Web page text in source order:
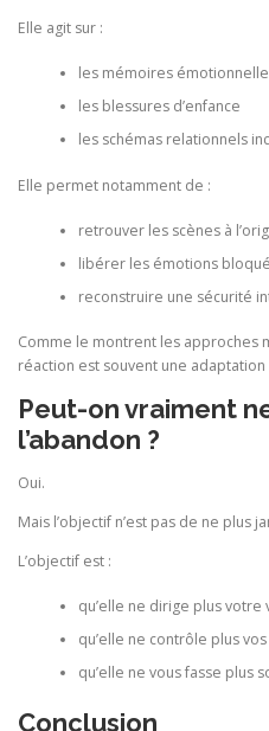
Elle agit sur :
les mémoires
les blessures d’enfance
les schémas relationnels
Elle permet notamment de :
retrouver les scènes à
libérer les émotions
reconstruire une sécurité
Comme le montrent les approches
réaction est souvent une
Peut-on vraiment
l’abandon ?
Oui.
Mais l’objectif n’est pas de ne plus
L’objectif est :
qu’elle ne dirige plus votre
qu’elle ne contrôle plus
qu’elle ne vous fasse plus
Conclusion